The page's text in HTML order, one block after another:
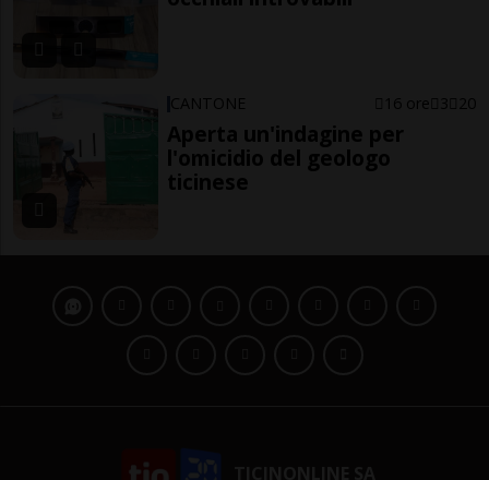
CANTONE 16 ore 3 20
Aperta un'indagine per
l'omicidio del geologo
ticinese